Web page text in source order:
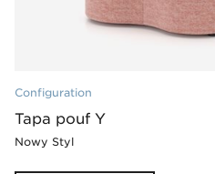
Configuration
Tapa pouf Y
Nowy Styl